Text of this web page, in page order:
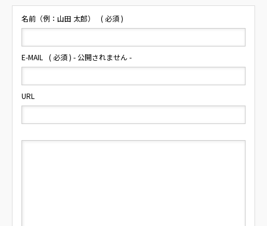
名前（例：山田 太郎） ( 必須 )
E-MAIL ( 必須 ) - 公開されません -
URL